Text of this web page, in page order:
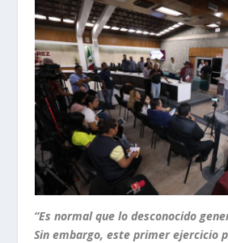
“Es normal que lo desconocido
Sin embargo, este primer ejercicio